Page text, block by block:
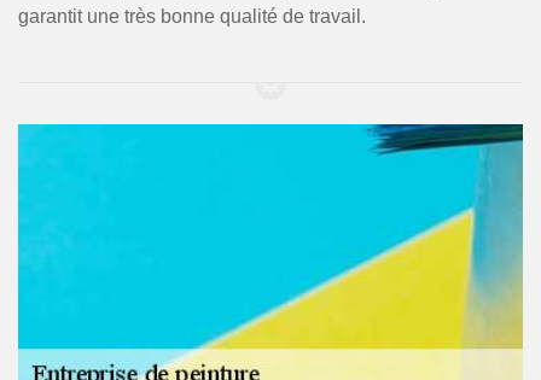
garantit une très bonne qualité de travail.